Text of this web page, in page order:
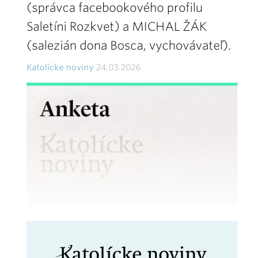
(správca facebookového profilu
Saletíni Rozkvet) a MICHAL ŽÁK
(salezián dona Bosca, vychovávateľ).
Katolícke noviny 24.03.2026